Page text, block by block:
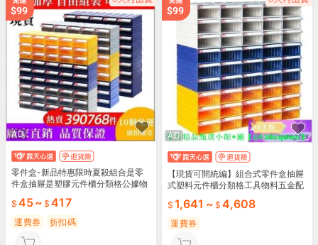
AD
零件盒-新品特惠限時夏殺組合是零
件盒抽屜是塑膠元件櫃分類格公據物
45~ 417
運費券 折扣碼
AD
【現貨可開統編】組合式零件盒抽屜
式塑料元件櫃分類格工具物料五金配
1,641 ~ 4,608
運費券